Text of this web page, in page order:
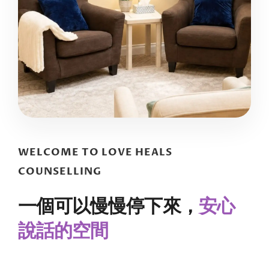
WELCOME TO LOVE HEALS
COUNSELLING
一個可以慢慢停下來，安心
說話的空間